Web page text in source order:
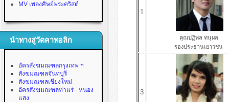
MV เพลงศิษย์พระคริสต์
นำทางสู่วัดคาทอลิก
อัครสังฆมณฑลกรุงเทพ ฯ
สังฆมณฑลจันทบุรี
สังฆมณฑลเชียงใหม่
อัครสังฆมณฑลท่าแร่ - หนอง
แสง
1
คุณปฏิพล ทนุผล
รองประธานเยาวชน
3